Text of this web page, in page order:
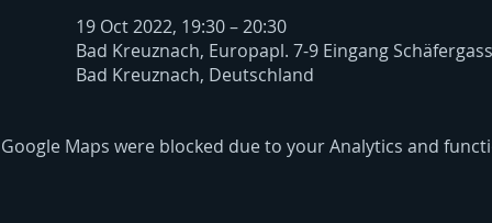
19 Oct 2022, 19:30 – 20:30
Bad Kreuznach, Europapl. 7-9 Eingang
Bad Kreuznach, Deutschland
Google Maps were blocked due to your Analytics and